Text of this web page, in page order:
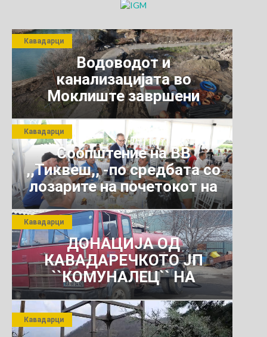
Водоводот и
канализацијата во
Моклиште завршени
Кавадарци
Соопштение на ВВ
,,Тиквеш,, -по средбата со
лозарите на почетокот на
јули 2026 г.
Кавадарци
ДОНАЦИЈА ОД
КАВАДАРЕЧКОТО ЈП
``КОМУНАЛЕЦ`` НА
РОСОМАНСКОТО ЈАВНО
ПРЕТПРИЈАТИЕ ЗА
КОМУНАЛНО УСЛУГИ
Кавадарци
Кавадарци